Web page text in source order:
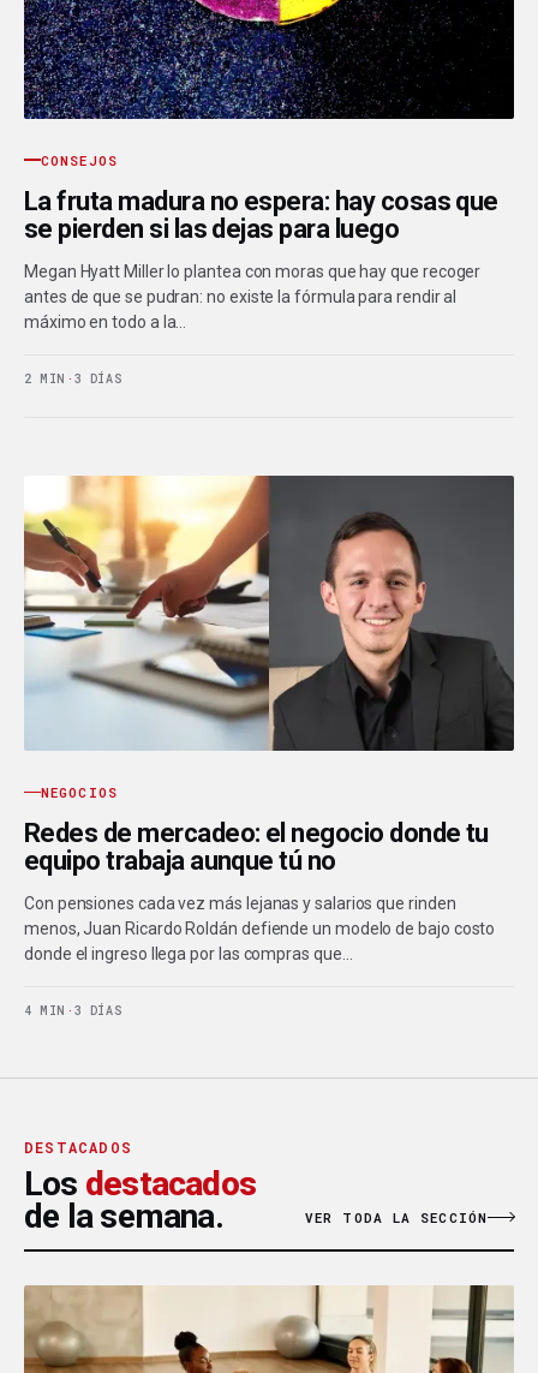
CONSEJOS
La fruta madura no espera: hay cosas que
se pierden si las dejas para luego
Megan Hyatt Miller lo plantea con moras que hay que recoger
antes de que se pudran: no existe la fórmula para rendir al
máximo en todo a la…
2 MIN · 3 DÍAS
NEGOCIOS
Redes de mercadeo: el negocio donde tu
equipo trabaja aunque tú no
Con pensiones cada vez más lejanas y salarios que rinden
menos, Juan Ricardo Roldán defiende un modelo de bajo costo
donde el ingreso llega por las compras que…
4 MIN · 3 DÍAS
DESTACADOS
Los destacados
de la semana.
VER TODA LA SECCIÓN